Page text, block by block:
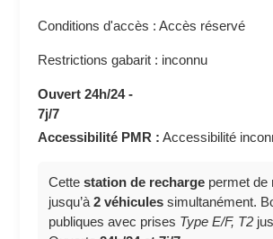
Conditions d'accès : Accès réservé
Restrictions gabarit : inconnu
Ouvert 24h/24 -
7j/7
Accessibilité PMR : Accessibilité
Cettestation de recharge permet de
jusqu’à2 véhicules simultanément.
publiques avec prises Type E/F, T2